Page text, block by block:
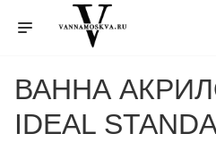
ВАННА
IDEAL